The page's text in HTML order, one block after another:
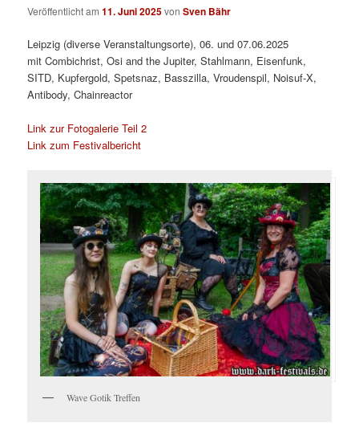
Veröffentlicht am11. Juni 2025vonSven Bähr
Leipzig (diverse Veranstaltungsorte), 06. und 07.06.2025
mit Combichrist, Osi and the Jupiter, Stahlmann, Eisenfunk,
SITD, Kupfergold, Spetsnaz, Basszilla, Vroudenspil, Noisuf-X,
Antibody, Chainreactor
Link zur Fotogalerie Teil 2
Link zum Festivalbericht
Wave Gotik Treffen